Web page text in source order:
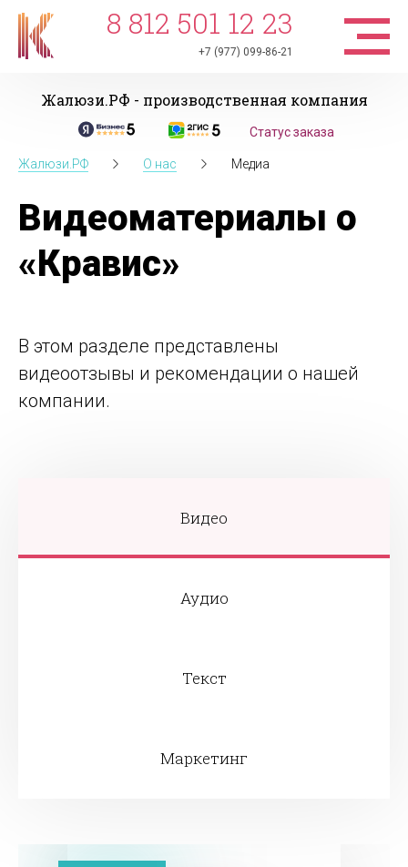
8 812 501 12 23
+7 (977) 099-86-21
Жалюзи.РФ - производственная компания
Статус заказа
Жалюзи.РФ О нас Медиа
Видеоматериалы о
«Кравис»
В этом разделе представлены
видеоотзывы и рекомендации о нашей
компании.
Видео
Аудио
Текст
Маркетинг